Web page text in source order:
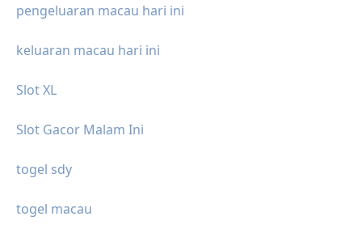
pengeluaran macau hari ini
keluaran macau hari ini
Slot XL
Slot Gacor Malam Ini
togel sdy
togel macau